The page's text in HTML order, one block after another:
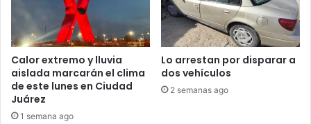
Calor extremo y lluvia
aislada marcarán el clima
de este lunes en Ciudad
Juárez
1 semana ago
Lo arrestan por disparar a
dos vehículos
2 semanas ago